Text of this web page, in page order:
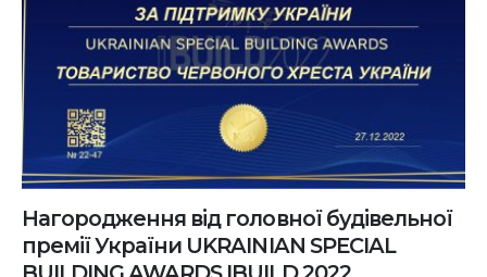
Нагородження від головної будівельної
премії України UKRAINIAN SPECIAL